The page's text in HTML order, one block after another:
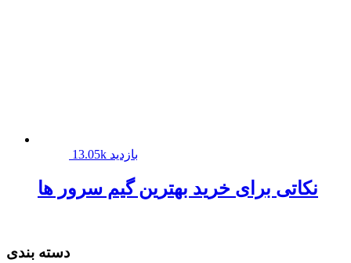
13.05k بازدید
نکاتی برای خرید بهترین گیم سرور ها
دسته بندی